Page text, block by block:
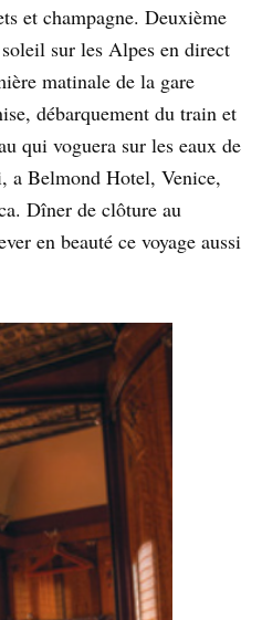
et champagne. Deuxième
sur les Alpes en direct
matinale de la gare
débarquement du train et
qui voguera sur les eaux de
a Belmond Hotel, Venice,
Dîner de clôture au
en beauté ce voyage aussi